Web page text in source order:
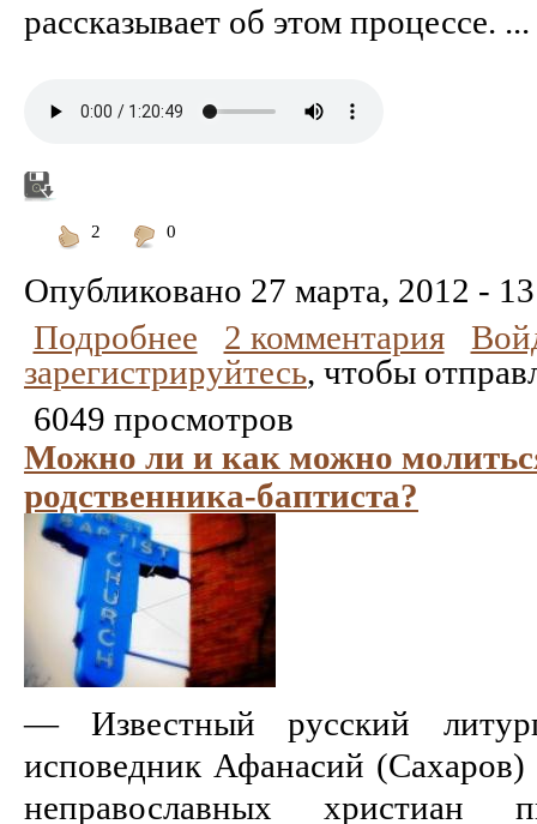
рассказывает об этом процессе. ...
2
0
Опубликовано 27 марта, 2012 -
Подробнее
2 комментария
зарегистрируйтесь, чтобы
6049 просмотров
Можно ли и как можно
родственника-баптиста?
— Известный русский
исповедник Афанасий
неправославных христиан